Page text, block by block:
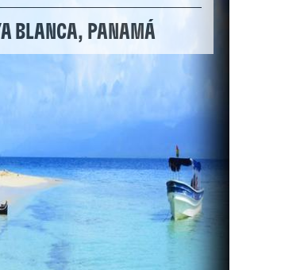
BLANCA, PANAMÁ